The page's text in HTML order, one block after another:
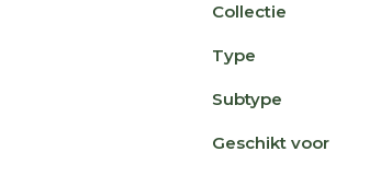
Collectie
Type
Subtype
Geschikt voor